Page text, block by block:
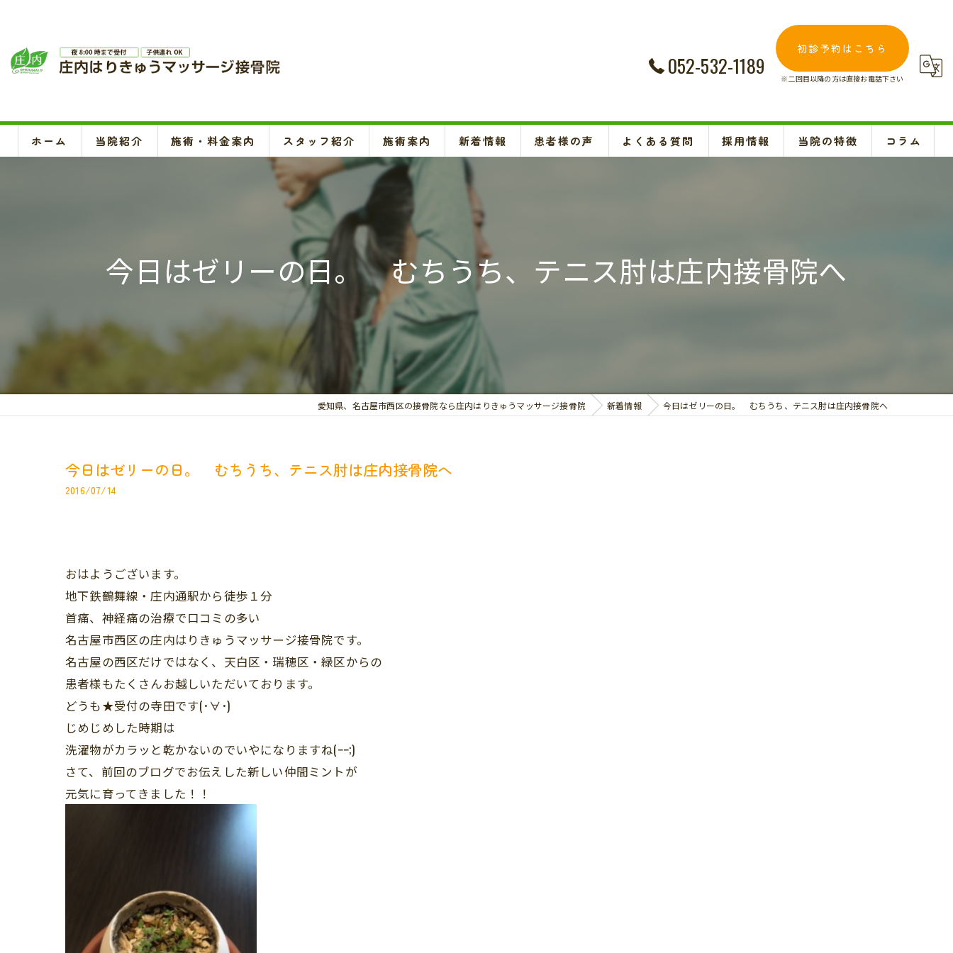
052-532-1189
初診予約はこちら
※二回目以降の方は直接お電話下さい
ホーム 当院紹介 施術・料金案内 スタッフ紹介 施術案内
頚椎、背骨、骨盤矯正、O脚矯正
ハイボルテージ・超音波治療、超短波治療
鍼灸(はり、きゅう)
悪阻・安産・逆子治療、不妊治療
交通事故治療
お悩み別の治療
新着情報 患者様の声 よくある質問 採用情報 当院の特徴
腰痛
コラム
今日はゼリーの日。 むちうち、テニス肘は庄内接骨院へ
愛知県、名古屋市西区の接骨院なら庄内はりきゅうマッサージ接骨院 新着情報 今日はゼリーの日。 むちうち、テニス肘は庄内接骨院へ
今日はゼリーの日。 むちうち、テニス肘は庄内接骨院へ
2016/07/14
おはようございます。
地下鉄鶴舞線・庄内通駅から徒歩１分
首痛、神経痛の治療で口コミの多い
名古屋市西区の庄内はりきゅうマッサージ接骨院です。
名古屋の西区だけではなく、天白区・瑞穂区・緑区からの
患者様もたくさんお越しいただいております。
どうも★受付の寺田です(･∀･)
じめじめした時期は
洗濯物がカラッと乾かないのでいやになりますね(ｰｰ;)
さて、前回のブログでお伝えした新しい仲間ミントが
元気に育ってきました！！